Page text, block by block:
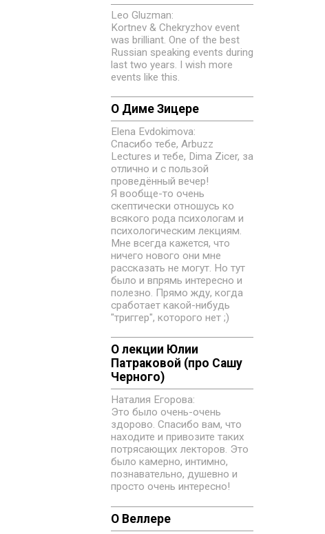
Leo Gluzman:
Kortnev & Chekryzhov event
was brilliant. One of the best
Russian speaking events during
last two years. I wish more
events like this.
О Диме Зицере
Elena Evdokimovа:
Спасибо тебе, Arbuzz
Lectures и тебе, Dima Zicer, за
отлично и с пользой
проведённый вечер!
Я вообще-то очень
скептически отношусь ко
всякого рода психологам и
психологическим лекциям.
Мне всегда кажется, что
ничего нового они мне
рассказать не могут. Но тут
было и впрямь интересно и
полезно. Прямо жду, когда
сработает какой-нибудь
"триггер", которого нет ;)
О лекции Юлии
Патраковой (про Сашу
Черного)
Наталия Егорова:
Это было очень-очень
здорово. Спасибо вам, что
находите и привозите таких
потрясающих лекторов. Это
было камерно, интимно,
познавательно, душевно и
просто очень интересно!
О Веллере